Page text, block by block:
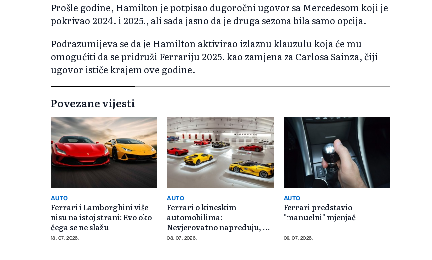
Prošle godine, Hamilton je potpisao dugoročni ugovor sa Mercedesom koji je
pokrivao 2024. i 2025., ali sada jasno da je druga sezona bila samo opcija.
Podrazumijeva se da je Hamilton aktivirao izlaznu klauzulu koja će mu
omogućiti da se pridruži Ferrariju 2025. kao zamjena za Carlosa Sainza, čiji
ugovor ističe krajem ove godine.
Povezane vijesti
AUTO
Ferrari i Lamborghini više
nisu na istoj strani: Evo oko
čega se ne slažu
18. 07. 2026.
AUTO
Ferrari o kineskim
automobilima:
Nevjerovatno napreduju, ali
nemaju dušu
08. 07. 2026.
AUTO
Ferrari predstavio
"manuelni" mjenjač
06. 07. 2026.